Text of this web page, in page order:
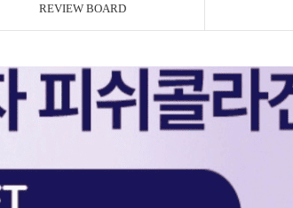
REVIEW BOARD